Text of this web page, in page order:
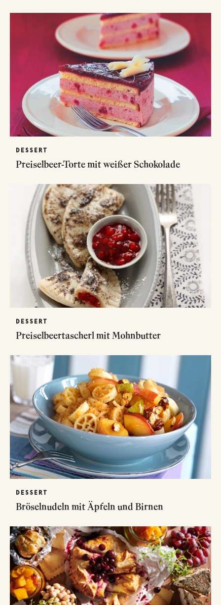
DESSERT
Preiselbeer-Torte mit weißer Schokolade
DESSERT
Preiselbeertascherl mit Mohnbutter
DESSERT
Bröselnudeln mit Äpfeln und Birnen